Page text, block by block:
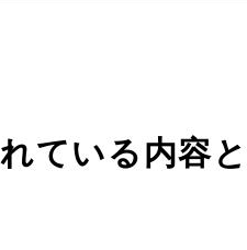
合
処方薬の受け取りを
ている内容